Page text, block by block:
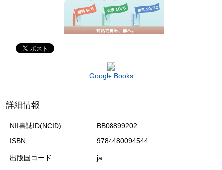
Google Books
詳細情報
NII書誌ID(NCID)
BB08899202
ISBN
9784480094544
出版国コード
ja